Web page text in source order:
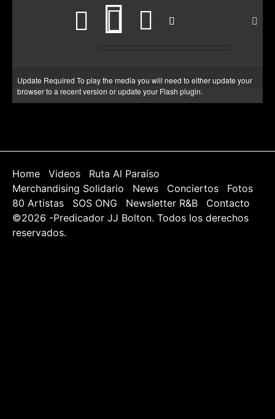
Update Required To play the media you will need to either update your
browser to a recent version or update your Flash plugin.
Home Videos
Ruta Al Paraíso
Merchandising Solidario
News Conciertos
Fotos
80 Artistas
SOS ONG Newsletter R&B
Contacto
©2026 -Predicador JJ Bolton. Todos los derechos
reservados.